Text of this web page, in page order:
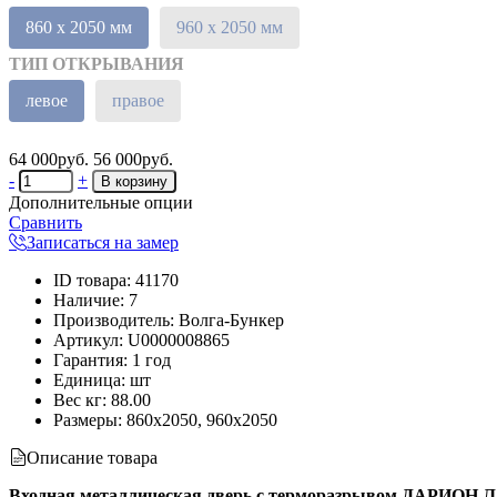
860 х 2050 мм
960 х 2050 мм
ТИП ОТКРЫВАНИЯ
левое
правое
64 000руб. 56 000руб.
-
+
Дополнительные опции
Сравнить
Записаться на замер
ID товара: 41170
Наличие: 7
Производитель: Волга-Бункер
Артикул: U0000008865
Гарантия: 1 год
Единица: шт
Вес кг: 88.00
Размеры: 860х2050, 960х2050
Описание товара